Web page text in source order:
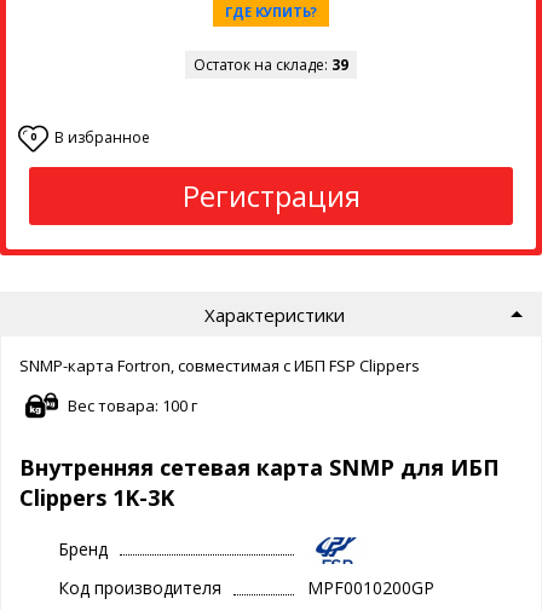
ГДЕ КУПИТЬ?
Остаток на складе: 39
0 В избранное
Регистрация
Характеристики
SNMP-карта Fortron, совместимая с ИБП FSP Clippers
Вес товара: 100 г
Внутренняя сетевая карта SNMP для ИБП
Clippers 1K-3K
Бренд
Код производителя
MPF0010200GP